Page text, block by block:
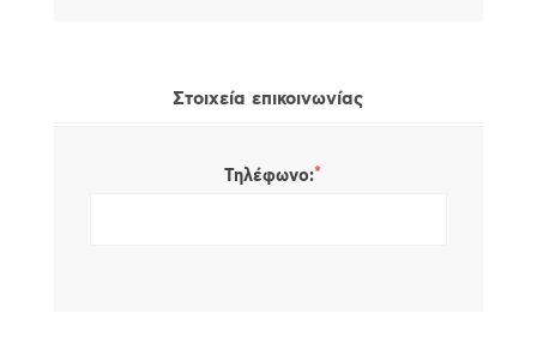
Στοιχεία επικοινωνίας
Τηλέφωνο:*